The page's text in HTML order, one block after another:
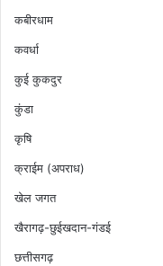
कबीरधाम
कवर्धा
कुई कुकदुर
कुंडा
कृषि
क्राईम (अपराध)
खेल जगत
खैरागढ़-छुईखदान-गंडई
छत्तीसगढ़